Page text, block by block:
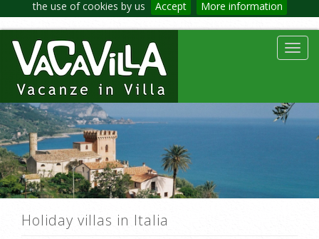
the use of cookies by us Accept More information
Holiday villas in Italia